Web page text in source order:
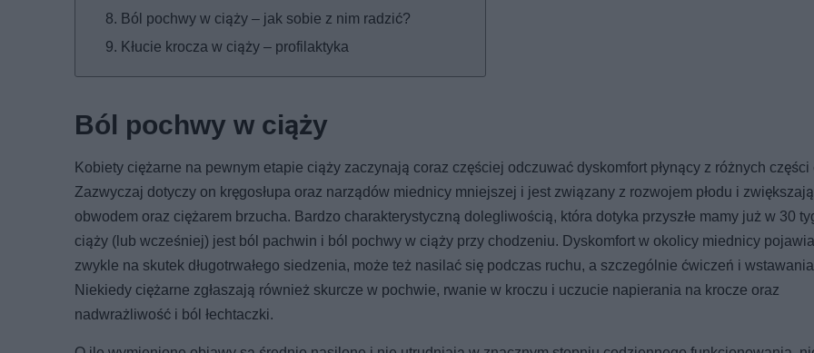
Ból pochwy w ciąży – jak sobie z nim radzić?
Kłucie krocza w ciąży – profilaktyka
Ból pochwy w ciąży
Kobiety ciężarne na pewnym etapie ciąży zaczynają coraz częściej odczuwać dyskomfort płynący z różnych części
Zazwyczaj dotyczy on kręgosłupa oraz narządów miednicy mniejszej i jest związany z rozwojem płodu i
obwodem oraz ciężarem brzucha. Bardzo charakterystyczną dolegliwością, która dotyka przyszłe mamy już w 30
ciąży (lub wcześniej) jest ból pachwin i ból pochwy w ciąży przy chodzeniu. Dyskomfort w okolicy miednicy
zwykle na skutek długotrwałego siedzenia, może też nasilać się podczas ruchu, a szczególnie ćwiczeń i
Niekiedy ciężarne zgłaszają również skurcze w pochwie, rwanie w kroczu i uczucie napierania na krocze oraz
nadwrażliwość i ból łechtaczki.